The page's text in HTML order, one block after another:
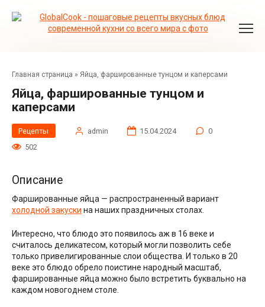
Главная страница » Яйца, фаршированные тунцом и каперсами
Яйца, фаршированные тунцом и
каперсами
Рецепты admin 15.04.2024
0
502
Описание
Фаршированные яйца — распространенный вариант
холодной закуски на наших праздничных столах.
Интересно, что блюдо это появилось аж в 16 веке и
считалось деликатесом, который могли позволить себе
только привелигированные слои общества. И только в 20
веке это блюдо обрело поистине народный масштаб,
фаршированные яйца можно было встретить буквально на
каждом новогоднем столе.